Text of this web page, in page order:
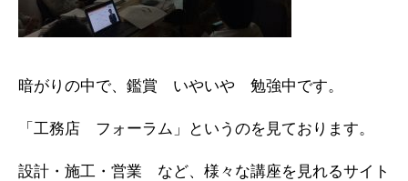
暗がりの中で、鑑賞 いやいや 勉強中です。
「工務店 フォーラム」というのを見ております。
設計・施工・営業 など、様々な講座を見れるサイト